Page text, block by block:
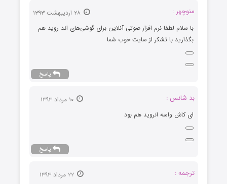
منوچهر :
با سلام لطفا نرم افزار صوتی آنلاین برای گوشی‌های اند روید هم
بگذارید با تشکر از سایت خوب شما
پاسخ
بد شانس :
۱۰ مرداد ۱۳۹۳
ای کاش واسه انروید هم بود
پاسخ
ترجمه :